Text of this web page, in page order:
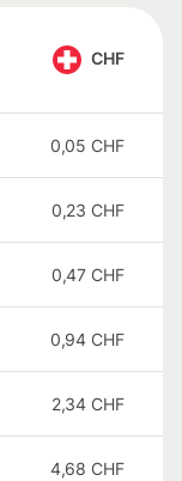
CHF
0,05 CHF
0,23 CHF
0,47 CHF
0,94 CHF
2,34 CHF
4,68 CHF